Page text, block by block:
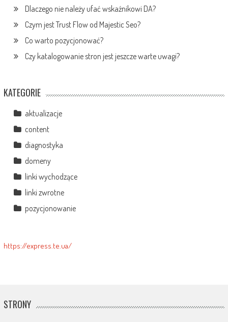
Dlaczego nie należy ufać wskaźnikowi DA?
Czym jest Trust Flow od Majestic Seo?
Co warto pozycjonować?
Czy katalogowanie stron jest jeszcze warte uwagi?
KATEGORIE
aktualizacje
content
diagnostyka
domeny
linki wychodzące
linki zwrotne
pozycjonowanie
https://express.te.ua/
STRONY